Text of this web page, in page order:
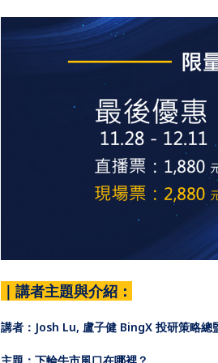
｜講者主題與介紹：
講者：Josh Lu, 盧子健 BingX 投研策略
主題：下輪牛市風口在哪裡？